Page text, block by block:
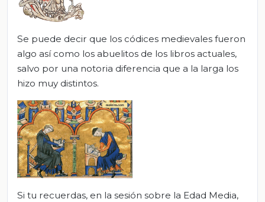
Se puede decir que los códices medievales fueron
algo así como los abuelitos de los libros actuales,
salvo por una notoria diferencia que a la larga los
hizo muy distintos.
Si tu recuerdas, en la sesión sobre la Edad Media,